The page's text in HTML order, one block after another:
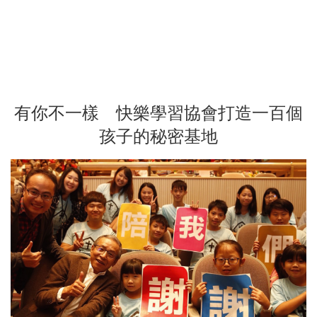
有你不一樣 快樂學習協會打造一百個
孩子的秘密基地